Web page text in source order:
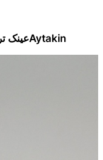
Aytakinعینک ترک برند آیتکین مدلA2109c43